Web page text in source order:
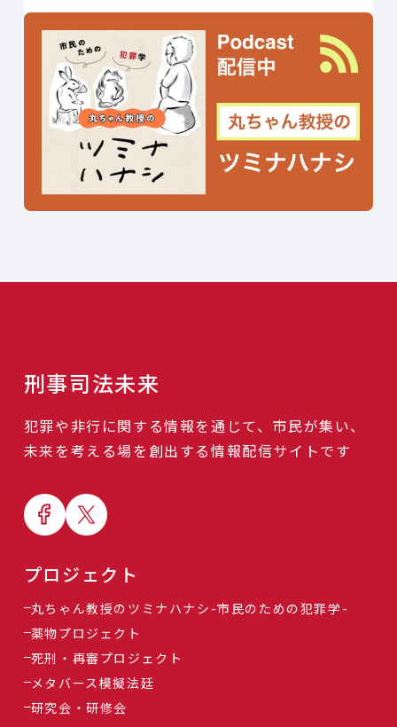
刑事司法未来
犯罪や非行に関する情報を通じて、市民が集い、
未来を考える場を創出する情報配信サイトです
プロジェクト
丸ちゃん教授のツミナハナシ-市民のための犯罪学-
薬物プロジェクト
死刑・再審プロジェクト
メタバース模擬法廷
研究会・研修会